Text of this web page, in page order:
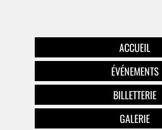
ACCUEIL
ÉVÉNEMENTS
BILLETTERIE
GALERIE